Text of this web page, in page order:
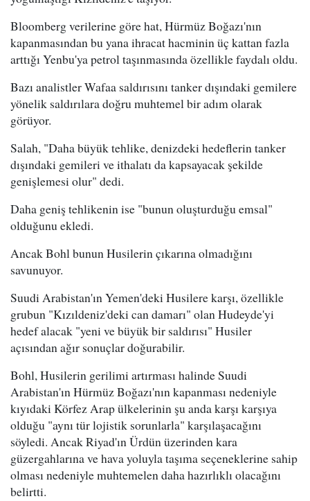
Bloomberg verilerine göre hat, Hürmüz Boğazı'nın
kapanmasından bu yana ihracat hacminin üç kattan fazla
arttığı Yenbu'ya petrol taşınmasında özellikle faydalı oldu.
Bazı analistler Wafaa saldırısını tanker dışındaki gemilere
yönelik saldırılara doğru muhtemel bir adım olarak
görüyor.
Salah, "Daha büyük tehlike, denizdeki hedeflerin tanker
dışındaki gemileri ve ithalatı da kapsayacak şekilde
genişlemesi olur" dedi.
Daha geniş tehlikenin ise "bunun oluşturduğu emsal"
olduğunu ekledi.
Ancak Bohl bunun Husilerin çıkarına olmadığını
savunuyor.
Suudi Arabistan'ın Yemen'deki Husilere karşı, özellikle
grubun "Kızıldeniz'deki can damarı" olan Hudeyde'yi
hedef alacak "yeni ve büyük bir saldırısı" Husiler
açısından ağır sonuçlar doğurabilir.
Bohl, Husilerin gerilimi artırması halinde Suudi
Arabistan'ın Hürmüz Boğazı'nın kapanması nedeniyle
kıyıdaki Körfez Arap ülkelerinin şu anda karşı karşıya
olduğu "aynı tür lojistik sorunlarla" karşılaşacağını
söyledi. Ancak Riyad'ın Ürdün üzerinden kara
güzergahlarına ve hava yoluyla taşıma seçeneklerine sahip
olması nedeniyle muhtemelen daha hazırlıklı olacağını
belirtti.